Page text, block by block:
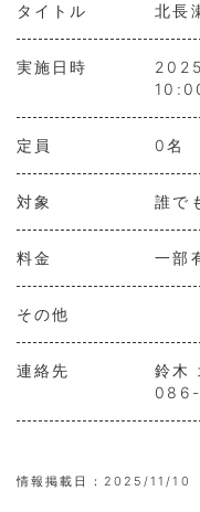
タイトル 北長
実施日時
定員 0名
対象 誰で
料金 一部
その他
連絡先
鈴木
情報掲載日： 2025/11/10